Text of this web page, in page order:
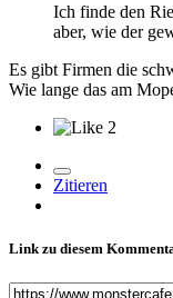
Ich finde den
aber, wie der
Es gibt Firmen die
Wie lange das am
2
Zitieren
Link zu diesem